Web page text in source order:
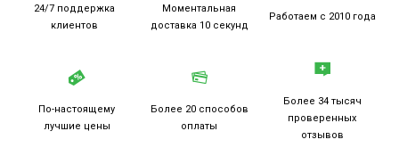
24/7 поддержка
клиентов
Моментальная
доставка 10 секунд
Работаем с 2010 года
По-настоящему
лучшие цены
Более 20 способов
оплаты
Более 34 тысяч
проверенных
отзывов